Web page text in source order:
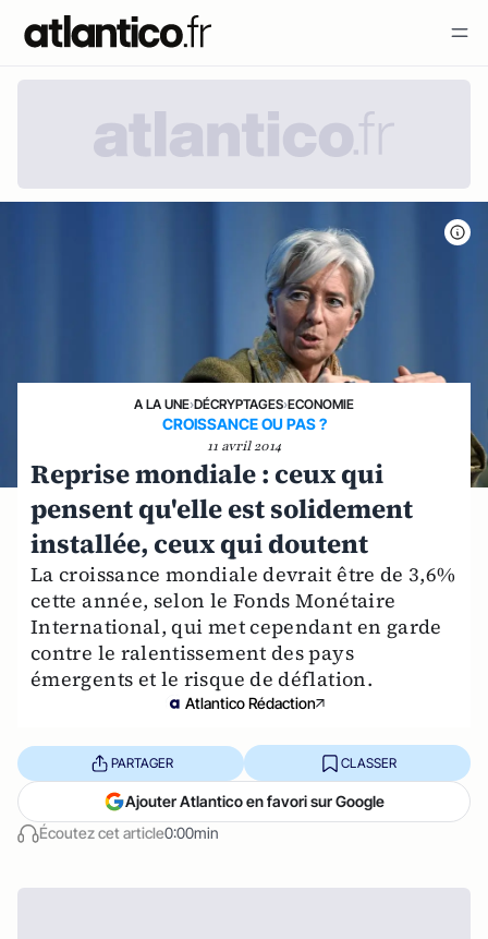
A LA UNE›DÉCRYPTAGES›ECONOMIE
CROISSANCE OU PAS ?
11 avril 2014
Reprise mondiale : ceux qui
pensent qu'elle est solidement
installée, ceux qui doutent
La croissance mondiale devrait être de 3,6%
cette année, selon le Fonds Monétaire
International, qui met cependant en garde
contre le ralentissement des pays
émergents et le risque de déflation.
Atlantico Rédaction
Écoutez cet article0:00min
PARTAGER CLASSER
Ajouter Atlantico en favori sur Google